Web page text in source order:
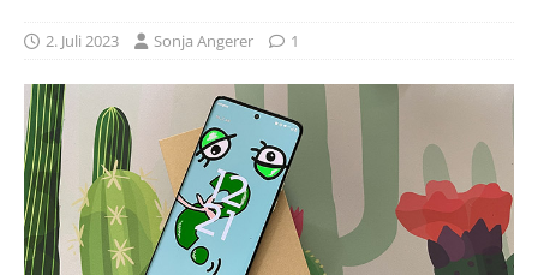
2. Juli 2023 Sonja Angerer 1